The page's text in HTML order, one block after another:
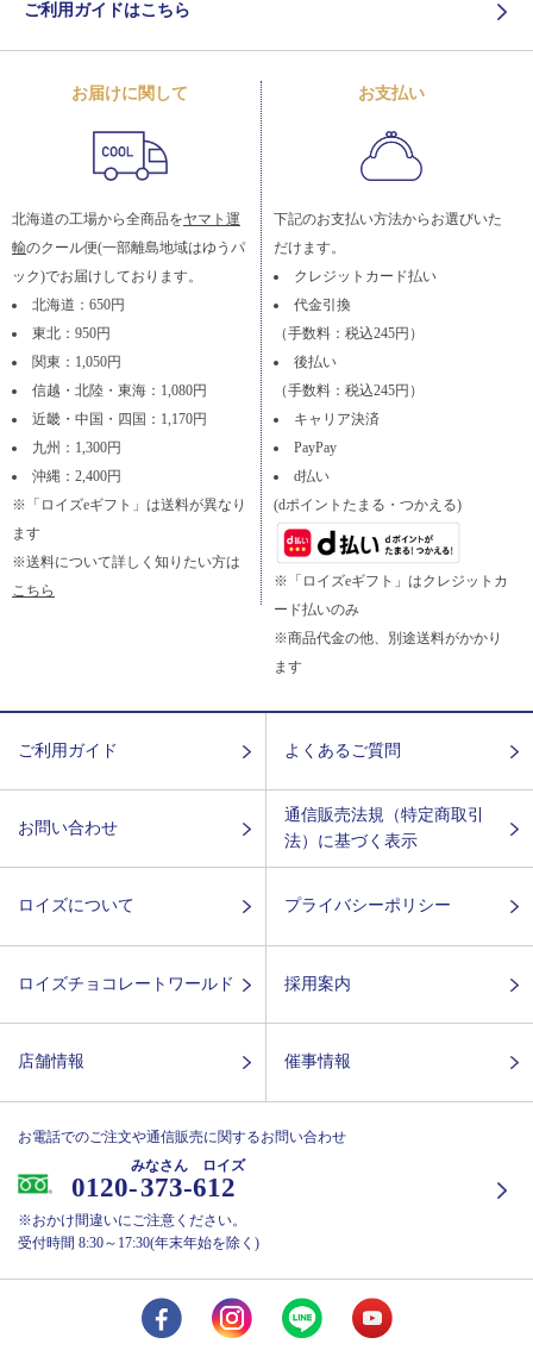
ご利用ガイドはこちら
お届けに関して
北海道の工場から全商品をヤマト運
輸のクール便(一部離島地域はゆうパ
ック)でお届けしております。
北海道：650円
東北：950円
関東：1,050円
信越・北陸・東海：1,080円
近畿・中国・四国：1,170円
九州：1,300円
沖縄：2,400円
※「ロイズeギフト」は送料が異なり
ます
※送料について詳しく知りたい方は
こちら
お支払い
下記のお支払い方法からお選びいた
だけます。
クレジットカード払い
代金引換
（手数料：税込245円）
後払い
（手数料：税込245円）
キャリア決済
PayPay
d払い
(dポイントたまる・つかえる)
※「ロイズeギフト」はクレジットカ
ード払いのみ
※商品代金の他、別途送料がかかり
ます
ご利用ガイド よくあるご質問
お問い合わせ
通信販売法規（特定商取引
法）に基づく表示
ロイズについて プライバシーポリシー
ロイズチョコレートワールド 採用案内
店舗情報 催事情報
お電話でのご注文や通信販売に関するお問い合わせ
0120-373-612
みなさん ロイズ
※おかけ間違いにご注意ください。
受付時間 8:30～17:30(年末年始を除く)